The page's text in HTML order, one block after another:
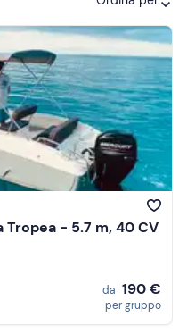
Attività consigliate
Prezzo (crescente)
Prezzo (decrescente)
Recensioni
Tropea - 5.7 m, 40 CV
da 190 €
per gruppo